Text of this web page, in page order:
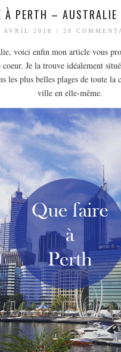
À PERTH –
AVRIL 2018 / 20
voici enfin mon article vous
Je la trouve idéalement
les plus belles plages de toute
ville en elle-même.